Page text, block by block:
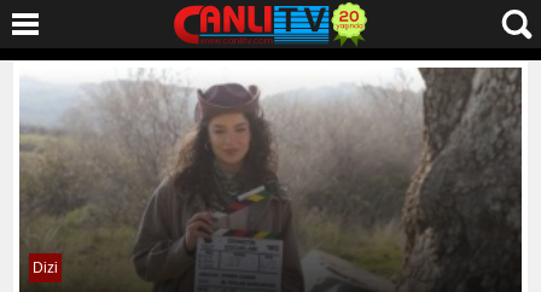
Dizi